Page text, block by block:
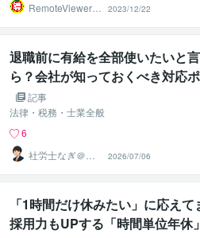
RemoteViewer導
2023/12/22
退職前に有給を全部使いたいと
ら？会社が知っておくべき対応
記事
法律・税務・士業全般
6
社労士なぎ＠中
小企業の労務
2026/07/06
「1時間だけ休みたい」に応えて
採用力もUPする「時間単位年休